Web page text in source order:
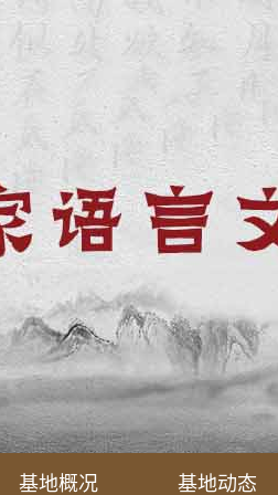
基地概况 基地动态